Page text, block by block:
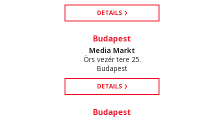
DETAILS
Budapest
Media Markt
Örs vezér tere 25.
Budapest
DETAILS
Budapest